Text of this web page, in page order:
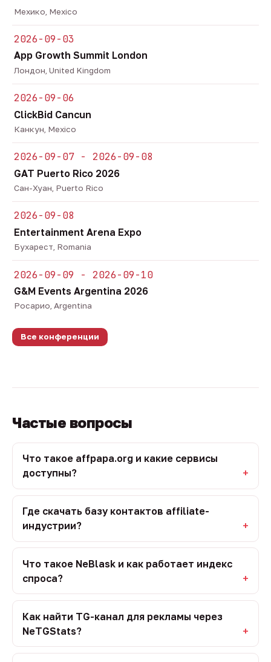
Мехико, Mexico
2026-09-03
App Growth Summit London
Лондон, United Kingdom
2026-09-06
ClickBid Cancun
Канкун, Mexico
2026-09-07 - 2026-09-08
GAT Puerto Rico 2026
Сан-Хуан, Puerto Rico
2026-09-08
Entertainment Arena Expo
Бухарест, Romania
2026-09-09 - 2026-09-10
G&M Events Argentina 2026
Росарио, Argentina
Все конференции
Частые вопросы
Что такое affpapa.org и какие сервисы
доступны?
Где скачать базу контактов affiliate-
индустрии?
Что такое NeBlask и как работает индекс
спроса?
Как найти TG-канал для рекламы через
NeTGStats?